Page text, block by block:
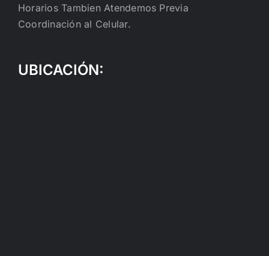
Horarios Tambien Atendemos Previa
Coordinación al Celular.
UBICACIÓN: